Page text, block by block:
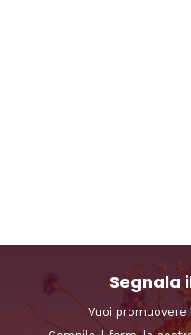
Segnala
Vuoi promuovere